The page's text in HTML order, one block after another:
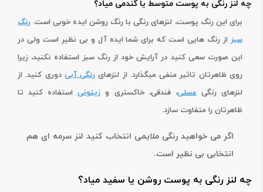
چه لنز رنگی به پوست متوسط یا گندمی میاد؟
برای این رنگ پوست، لنزهای رنگی با رنگ روشن ایده خوبی است. رنگ
سبز از رنگ هایی است که برای شما ایده آل و بی نظیر است ولی در
این صورت سعی کنید در آرایش خود از رنگ سبز استفاده نکنید، زیرا
روی ظاهرتان تاثیر منفی میگذارد. از لنزهای رنگی آبی دوری کنید. از
لنزهای رنگیعسلی، فندقی، خاکستری و زیتونیاستفاده کنید تا
ظاهرتان را متفاوت سازد.
اگر می خواهید رنگی ملایمی انتخاب کنید لنز سرمه ای هم
انتخابی بی نظیر است.
چه لنز رنگی به پوست روشن یا سفید میاد؟